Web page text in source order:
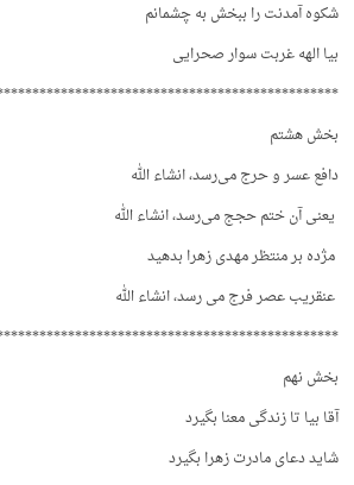
شکوه آمدنت را ببخش به چشمانم
بیا الهه غربت سوار صحرایی
بخش هشتم
دافع عسر و حرج می‌رسد، انشاء الله
یعنی آن ختم حجج می‌رسد، انشاء الله
مژده بر منتظر مهدی زهرا بدهید
عنقریب عصر فرج می رسد، انشاء الله
بخش نهم
آقا بیا تا زندگی معنا بگیرد
شاید دعای مادرت زهرا بگیرد